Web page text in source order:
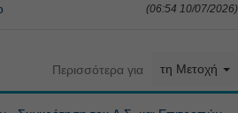
(06:54 10/07/2026)
Περισσότερα για τη Μετοχή